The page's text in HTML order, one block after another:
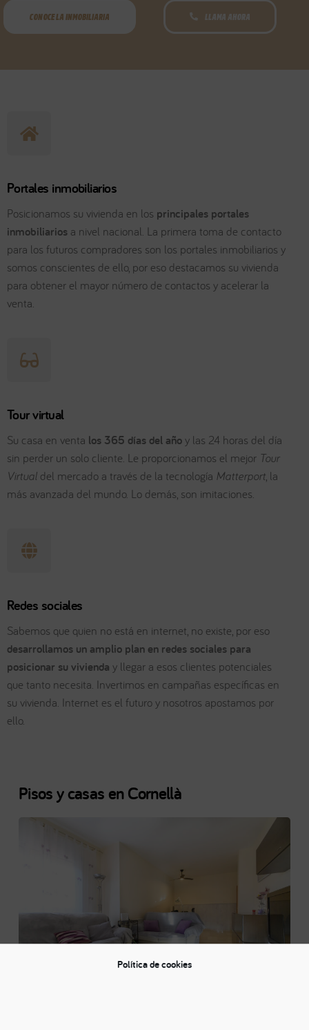
Política de cookies
CONOCE LA INMOBILIARIA LLAMA AHORA
Portales inmobiliarios
Posicionamos su vivienda en los principales portales
inmobiliarios a nivel nacional. La primera toma de contacto
para los futuros compradores son los portales inmobiliarios y
somos conscientes de ello, por eso destacamos su vivienda
para obtener el mayor número de contactos y acelerar la
venta.
Tour virtual
Su casa en venta los 365 días del añoy las 24 horas del día
sin perder un solo cliente. Le proporcionamos el mejor Tour
Virtual del mercado a través de la tecnología Matterport, la
más avanzada del mundo. Lo demás, son imitaciones.
Redes sociales
Sabemos que quien no está en internet, no existe, por eso
desarrollamos un amplio plan en redes sociales para
posicionar su vivienda y llegar a esos clientes potenciales
que tanto necesita. Invertimos en campañas específicas en
su vivienda. Internet es el futuro y nosotros apostamos por
ello.
Pisos y casas en Cornellà